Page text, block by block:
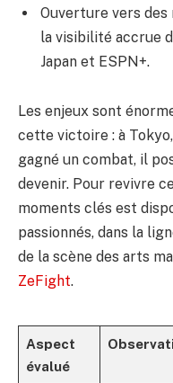
Ouverture vers
la visibilité accrue
Japan et ESPN+.
Les enjeux sont
cette victoire : à
gagné un combat, il
devenir. Pour revivre
moments clés est
passionnés, dans la
de la scène des arts
ZeFight.
Aspect
évalué